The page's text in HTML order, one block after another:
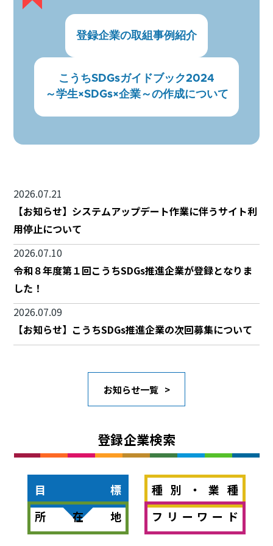
登録企業の取組事例紹介
こうちSDGsガイドブック2024
～学生×SDGs×企業～の作成について
2026.07.21
【お知らせ】システムアップデート作業に伴うサイト利
用停止について
2026.07.10
令和８年度第１回こうちSDGs推進企業が登録となりま
した！
2026.07.09
【お知らせ】こうちSDGs推進企業の次回募集について
お知らせ一覧
登録企業検索
目標
種別・業種
所在地
フリーワード